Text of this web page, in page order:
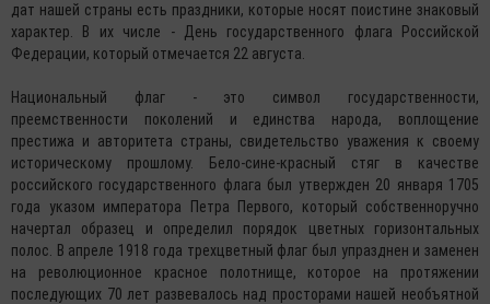
дат нашей страны есть праздники, которые носят поистине знаковый
характер. В их числе - День государственного флага Российской
Федерации, который отмечается 22 августа.
Национальный флаг - это символ государственности,
преемственности поколений и единства народа, воплощение
престижа и авторитета страны, свидетельство уважения к своему
историческому прошлому. Бело-сине-красный стяг в качестве
российского государственного флага был утвержден 20 января 1705
года указом императора Петра Первого, который собственноручно
начертал образец и определил порядок цветных горизонтальных
полос. В апреле 1918 года трехцветный флаг был упразднен и заменен
на революционное красное полотнище, которое на протяжении
последующих 70 лет развевалось над просторами нашей необъятной